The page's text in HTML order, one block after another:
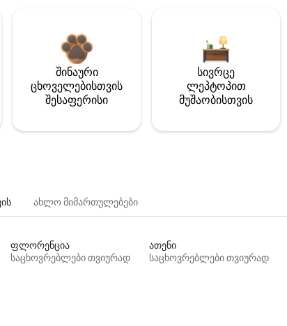
შინაური
ცხოველებისთვის
შესაფერისი
სივრცე
ლეპტოპით
მუშაობისთვის
ახლო მიმართულებები
ფლორენცია
საცხოვრებლები თვიურად
ათენი
საცხოვრებლები თვიურად